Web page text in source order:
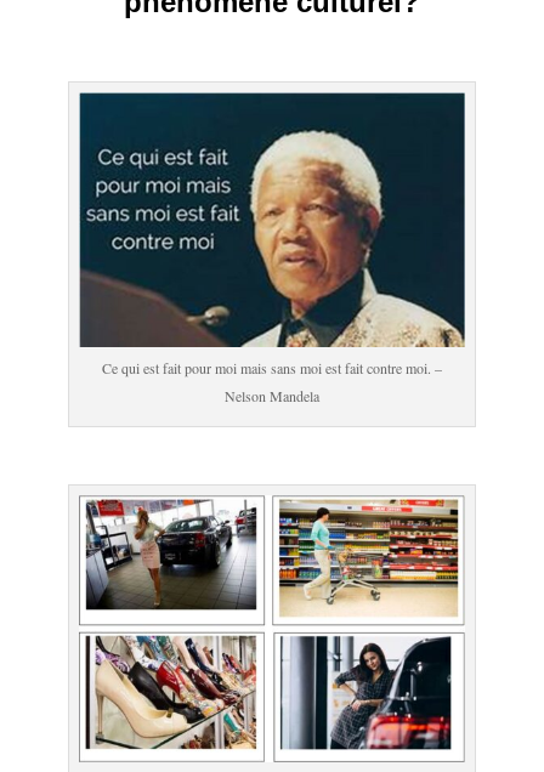
Ce qui est fait pour moi mais sans moi est fait contre moi. –
Nelson Mandela